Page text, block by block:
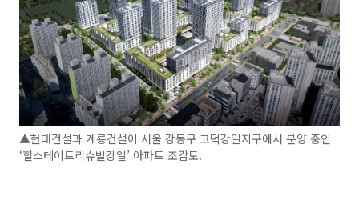
▲현대건설과 계룡건설이 서울 강동구 고덕강일지구에서 분양 중인
‘힐스테이트리슈빌강일’ 아파트 조감도.